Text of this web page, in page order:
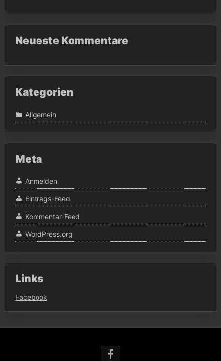
Neueste Kommentare
Kategorien
Allgemein
Meta
Anmelden
Eintrags-Feed
Kommentar-Feed
WordPress.org
Links
Facebook